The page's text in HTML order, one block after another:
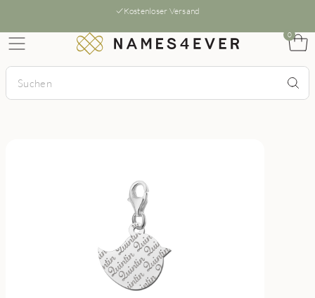
Kostenloser Versand
0